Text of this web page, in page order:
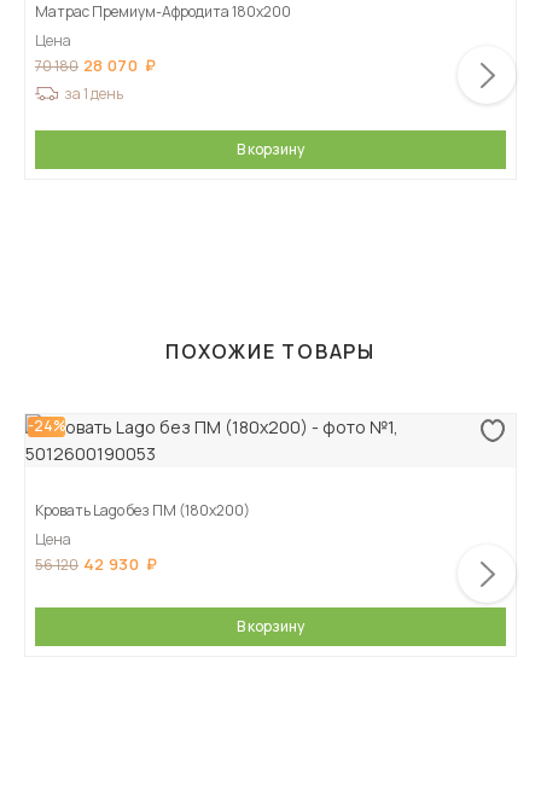
Матрас Премиум-Афродита 180х200
Цена
70 180 28 070
за 1 день
В корзину
ПОХОЖИЕ ТОВАРЫ
-24%
Кровать Lago без ПМ (180х200)
Цена
56 120 42 930
В корзину